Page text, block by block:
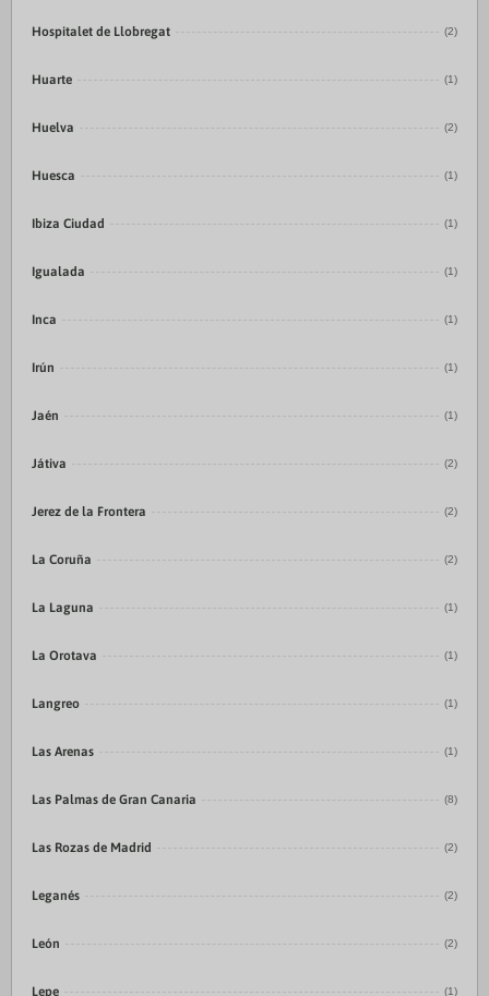
Hospitalet de Llobregat (2)
Huarte (1)
Huelva (2)
Huesca (1)
Ibiza Ciudad (1)
Igualada (1)
Inca (1)
Irún (1)
Jaén (1)
Játiva (2)
Jerez de la Frontera (2)
La Coruña (2)
La Laguna (1)
La Orotava (1)
Langreo (1)
Las Arenas (1)
Las Palmas de Gran Canaria (8)
Las Rozas de Madrid (2)
Leganés (2)
León (2)
Lepe (1)